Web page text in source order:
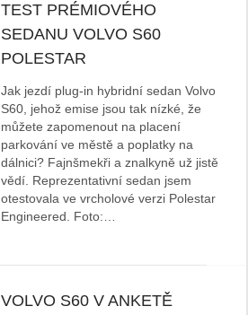
TEST PRÉMIOVÉHO
SEDANU VOLVO S60
POLESTAR
Jak jezdí plug-in hybridní sedan Volvo
S60, jehož emise jsou tak nízké, že
můžete zapomenout na placení
parkování ve městě a poplatky na
dálnici? Fajnšmekři a znalkyně už jistě
vědí. Reprezentativní sedan jsem
otestovala ve vrcholové verzi Polestar
Engineered. Foto:…
VOLVO S60 V ANKETĚ